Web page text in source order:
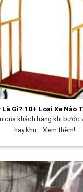
Là Gì? 10+ Loại Xe Nào
của khách hàng khi bước
hay khu... Xem thêm!